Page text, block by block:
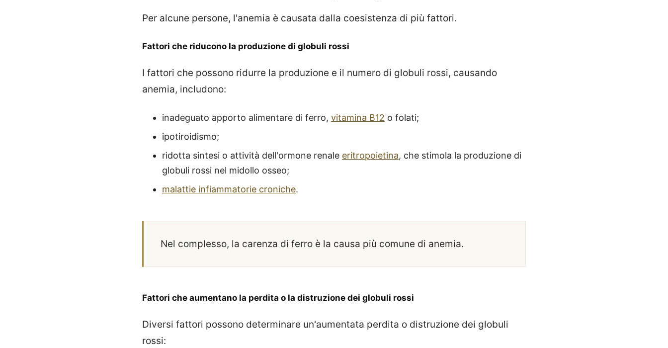
Per alcune persone, l'anemia è causata dalla coesistenza di più fattori.
Fattori che riducono la produzione di globuli rossi
I fattori che possono ridurre la produzione e il numero di globuli rossi, causando
anemia, includono:
inadeguato apporto alimentare di ferro, vitamina B12 o folati;
ipotiroidismo;
ridotta sintesi o attività dell'ormone renale eritropoietina, che stimola la produzione di
globuli rossi nel midollo osseo;
malattie infiammatorie croniche.
Nel complesso, la carenza di ferro è la causa più comune di anemia.
Fattori che aumentano la perdita o la distruzione dei globuli rossi
Diversi fattori possono determinare un'aumentata perdita o distruzione dei globuli
rossi: